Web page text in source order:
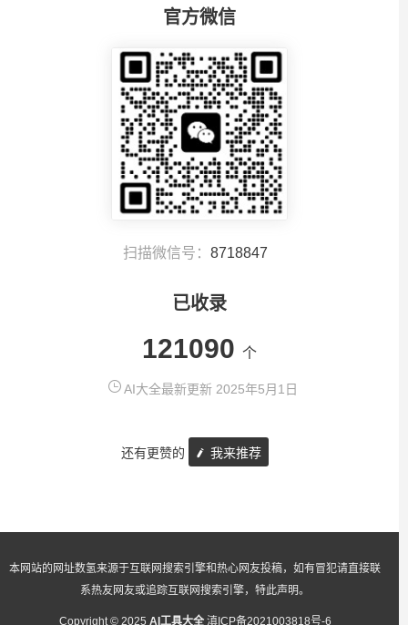
官方微信
扫描微信号： 8718847
已收录
121090 个
AI大全最新更新 2025年5月1日
还有更赞的 我来推荐
本网站的网址数氢来源于互联网搜索引擎和热心网友投稿，如有冒犯请直接联
系热友网友或追踪互联网搜索引擎，特此声明。
Copyright © 2025 AI工具大全 滇ICP备2021003818号-6